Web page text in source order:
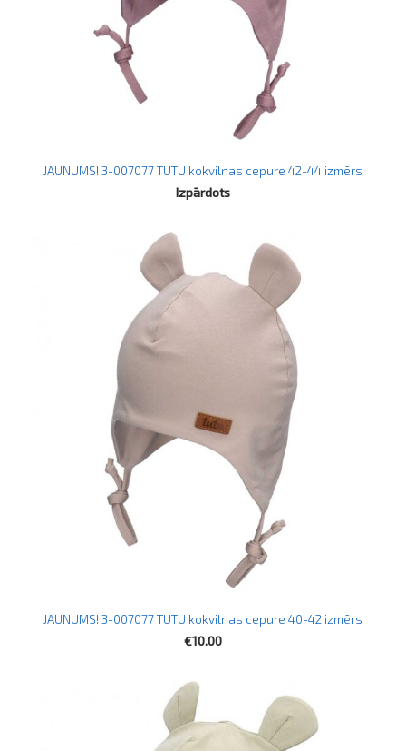
JAUNUMS! 3-007077 TUTU kokvilnas cepure 42-44 izmērs
Izpārdots
JAUNUMS! 3-007077 TUTU kokvilnas cepure 40-42 izmērs
€10.00